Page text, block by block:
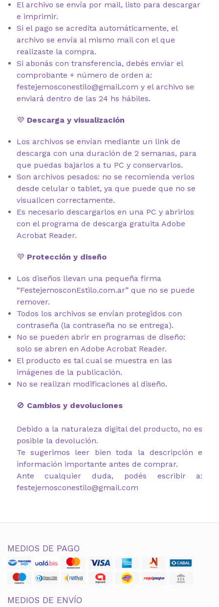
El archivo se envía por mail, listo para descargar
e imprimir.
Si el pago se acredita automáticamente, el
archivo se envía al mismo mail con el que
realizaste la compra.
Si abonás con transferencia, debés enviar el
comprobante + número de orden a:
festejemosconestilo@gmail.com y el archivo se
enviará dentro de las 24 hs hábiles.
💜 Descarga y visualización
Los archivos se envían mediante un link de
descarga con una duración de 2 semanas, para
que puedas bajarlos a tu PC y conservarlos.
Son archivos pesados: no se recomienda verlos
desde celular o tablet, ya que puede que no se
visualicen correctamente.
Es necesario descargarlos en una PC y abrirlos
con el programa de descarga gratuita Adobe
Acrobat Reader.
💜 Protección y diseño
Los diseños llevan una pequeña firma
“FestejemosconEstilo.com.ar” que no se puede
remover.
Todos los archivos se envían protegidos con
contraseña (la contraseña no se entrega).
No se pueden abrir en programas de diseño:
solo se abren en Adobe Acrobat Reader.
El producto es tal cual se muestra en las
imágenes de la publicación.
No se realizan modificaciones al diseño.
🚫 Cambios y devoluciones
Debido a la naturaleza digital del producto, no es
posible la devolución.
Te sugerimos leer bien toda la descripción e
información importante antes de comprar.
Ante cualquier duda, podés escribir a:
festejemosconestilo@gmail.com
MEDIOS DE PAGO
MEDIOS DE ENVÍO